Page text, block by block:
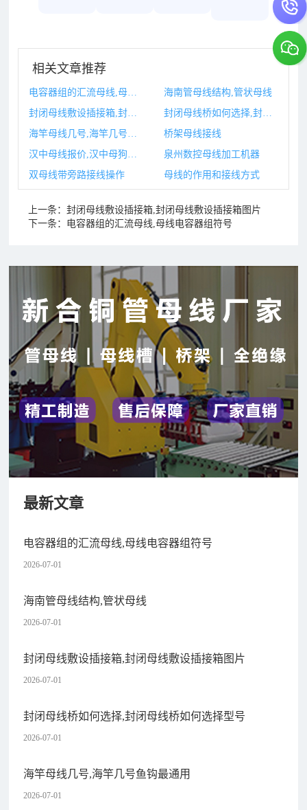
相关文章推荐
海南管母线结构,管状母线
封闭母线桥如何选择,封闭母线桥如何选择型号
桥架母线接线
泉州数控母线加工机器
双母线带旁路接线操作
母线的作用和接线方式
上一条：封闭母线敷设插接箱,封闭母线敷设插接箱图片
下一条：
电容器组的汇流母线,母线电容器组符号
最新文章
电容器组的汇流母线,母线电容器组符号
2026-07-01
海南管母线结构,管状母线
2026-07-01
封闭母线敷设插接箱,封闭母线敷设插接箱图片
2026-07-01
封闭母线桥如何选择,封闭母线桥如何选择型号
2026-07-01
海竿母线几号,海竿几号鱼钩最通用
2026-07-01